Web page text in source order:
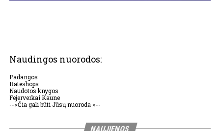
Naudingos nuorodos:
Padangos
Rateshops
Naudotos knygos
Fejerverkai Kaune
-->Čia gali būti Jūsų nuoroda <--
NAUJIENOS